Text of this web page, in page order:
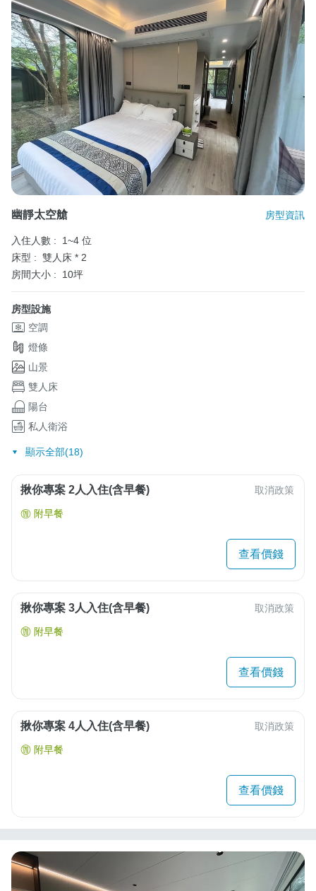
幽靜太空艙 房型資訊
入住人數 :
1~4 位
床型 : 雙人床 * 2
房間大小 :
10坪
房型設施
空調
燈條
山景
雙人床
陽台
私人衛浴
顯示全部(18)
揪你專案 2人入住(含早餐) 取消政策
附早餐
查看價錢
揪你專案 3人入住(含早餐) 取消政策
附早餐
查看價錢
揪你專案 4人入住(含早餐) 取消政策
附早餐
查看價錢